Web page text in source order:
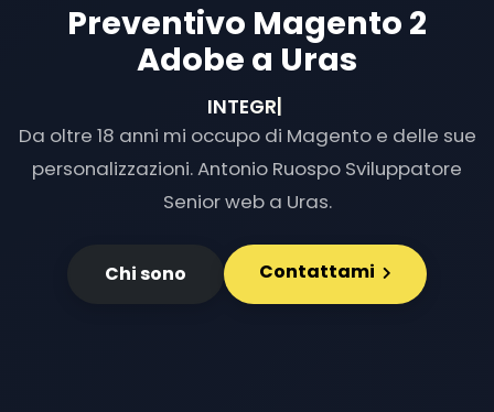
Preventivo Magento 2
Adobe a Uras
INTEGRAZIONI E
Da oltre 18 anni mi occupo di Magento e delle sue
personalizzazioni. Antonio Ruospo Sviluppatore
Senior web a Uras.
Chi sono Contattami